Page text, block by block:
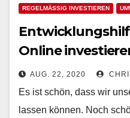
REGELMÄSSIG INVESTIEREN
Online
Zweck dank
AUG. 22, 2020
Es ist schön, dass wir
lassen können. Noch